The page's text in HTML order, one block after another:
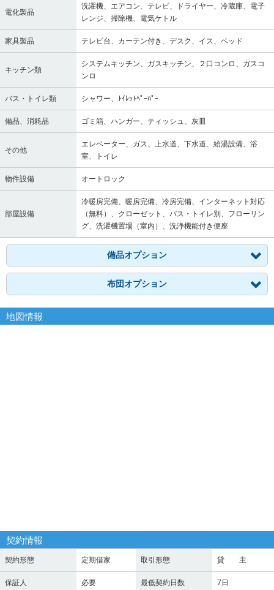
電化製品
洗濯機、エアコン、テレビ、ドライヤー、冷蔵庫、電子
レンジ、掃除機、電気ケトル
家具製品 テレビ台、カーテン付き、デスク、イス、ベッド
キッチン類
システムキッチン、ガスキッチン、２口コンロ、ガスコ
ンロ
バス・トイレ類 シャワー、ﾄｲﾚｯﾄﾍﾟｰﾊﾟｰ
備品、消耗品 ゴミ箱、ハンガー、ティッシュ、灰皿
その他
エレベーター、ガス、上水道、下水道、給湯設備、浴
室、トイレ
物件設備 オートロック
部屋設備
冷暖房完備、暖房完備、冷房完備、インターネット対応
（無料）、クローゼット、バス・トイレ別、フローリン
グ、洗濯機置場（室内）、洗浄機能付き便座
備品オプション
布団オプション
地図情報
契約情報
契約形態 定期借家 取引形態 貸 主
保証人 必要 最低契約日数 7日